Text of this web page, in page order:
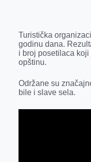
b
o
e
n
e
r
Turistička
godinu dana.
i broj posetilaca
opštinu.
Održane su
bile i slave sela.